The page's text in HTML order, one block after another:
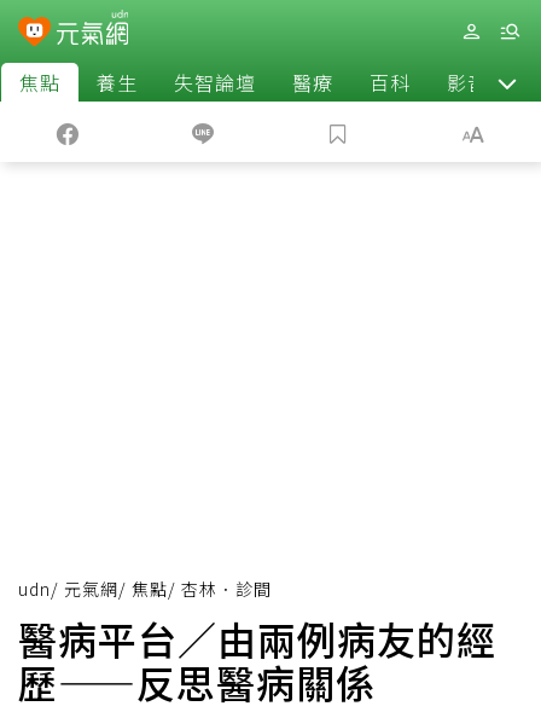
焦點 養生 失智論壇 醫療 百科 影音
udn/ 元氣網/ 焦點/ 杏林．診間
醫病平台／由兩例病友的經
歷——反思醫病關係